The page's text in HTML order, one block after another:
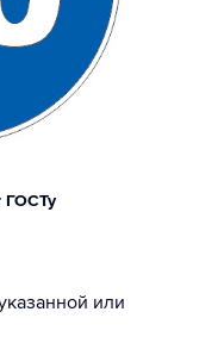
ГОСТу
или